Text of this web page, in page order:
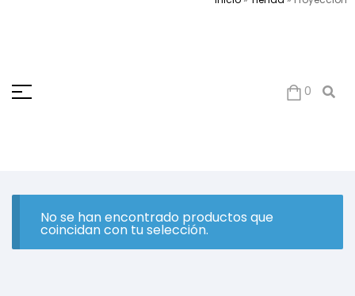
0
No se han encontrado productos que
coincidan con tu selección.